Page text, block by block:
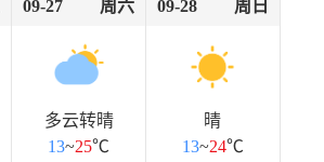
09-27 周六
多云转晴
13~25℃
09-28 周日
晴
13~24℃